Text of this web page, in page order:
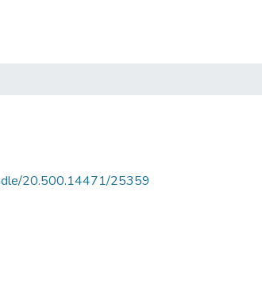
20.500.14471/25359